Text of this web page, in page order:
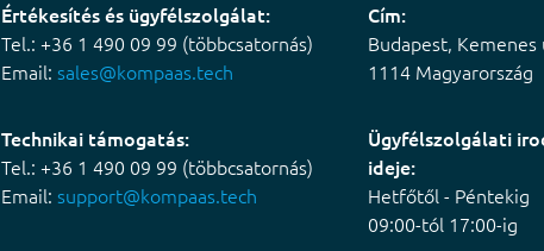
Értékesítés és ügyfélszolgálat:
Tel.: +36 1 490 09 99 (többcsatornás)
Email: sales@kompaas.tech
Technikai támogatás:
Tel.: +36 1 490 09 99 (többcsatornás)
Email: support@kompaas.tech
Cím:
Budapest,
1114 Magyarország
Ügyfélszolgálati
ideje:
Hetfőtől - Péntekig
09:00-tól 17:00-ig